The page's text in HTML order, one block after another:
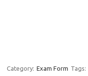
Category: Exam Form Tags: